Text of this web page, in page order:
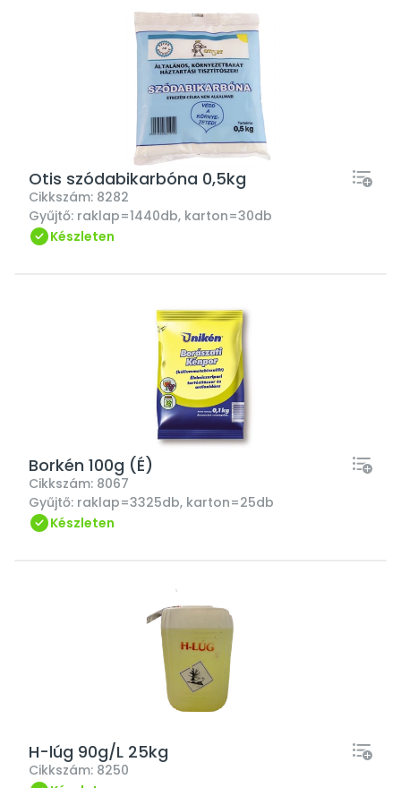
Otis szódabikarbóna 0,5kg
Cikkszám: 8282
Gyűjtő: raklap=1440db, karton=30db
Készleten
Borkén 100g (É)
Cikkszám: 8067
Gyűjtő: raklap=3325db, karton=25db
Készleten
H-lúg 90g/L 25kg
Cikkszám: 8250